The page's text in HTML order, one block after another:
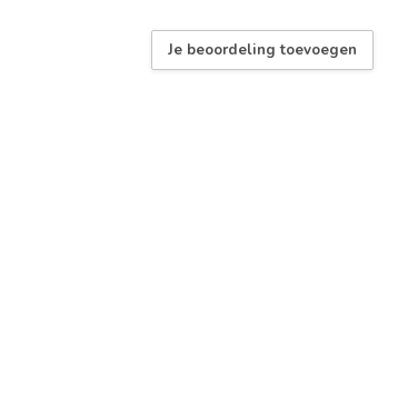
Je beoordeling toevoegen